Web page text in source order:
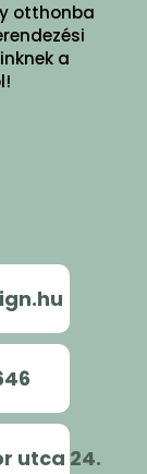
otthonba
a
utca 24.